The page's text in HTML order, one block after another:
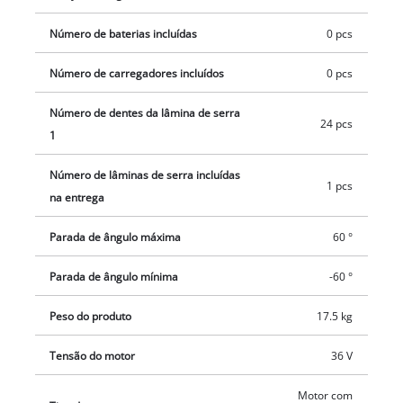
serra circular de mesa a bateria TE-TS 36/10 T Li-Solo é
fornecida com uma lâmina de serra HW/TCT Ø 254. As
baterias e o carregador são vendidos em separado, por
exemplo, como um prático conjunto de iniciação.
Número de baterias incluídas 0 pcs
Número de carregadores incluídos 0 pcs
Número de dentes da lâmina de serra
1
24 pcs
Número de lâminas de serra incluídas
na entrega
1 pcs
Parada de ângulo máxima 60 °
Parada de ângulo mínima -60 °
Peso do produto 17.5 kg
Tensão do motor 36 V
Motor com